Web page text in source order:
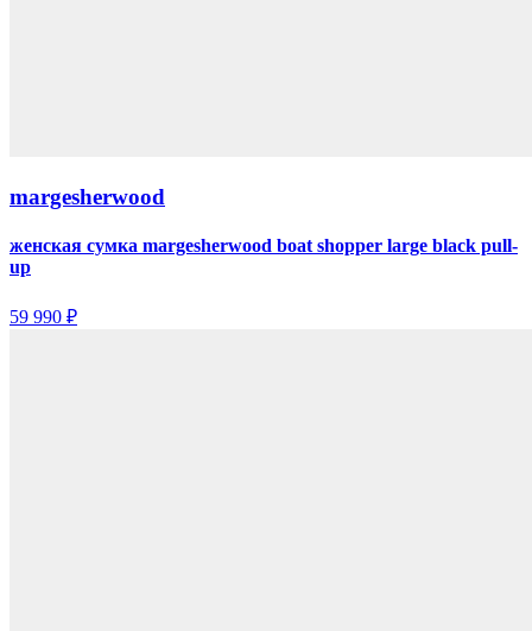
margesherwood
женская сумка margesherwood boat shopper large black pull-
up
59 990 ₽